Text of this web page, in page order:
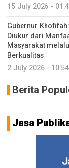
15 July 2026 -
Gubernur
Diukur dari
Masyarakat
Berkualitas
2 July 2026 -
Berita
Jasa